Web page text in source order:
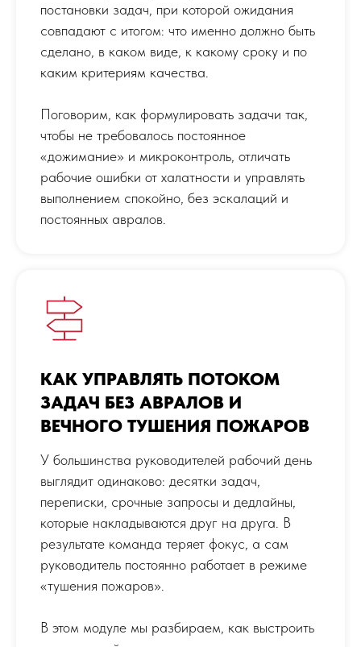
постановки задач, при которой ожидания
совпадают с итогом: что именно должно быть
сделано, в каком виде, к какому сроку и по
каким критериям качества.
Поговорим, как формулировать задачи так,
чтобы не требовалось постоянное
«дожимание» и микроконтроль, отличать
рабочие ошибки от халатности и управлять
выполнением спокойно, без эскалаций и
постоянных авралов.
КАК УПРАВЛЯТЬ ПОТОКОМ
ЗАДАЧ БЕЗ АВРАЛОВ И
ВЕЧНОГО ТУШЕНИЯ ПОЖАРОВ
У большинства руководителей рабочий день
выглядит одинаково: десятки задач,
переписки, срочные запросы и дедлайны,
которые накладываются друг на друга. В
результате команда теряет фокус, а сам
руководитель постоянно работает в режиме
«тушения пожаров».
В этом модуле мы разбираем, как выстроить